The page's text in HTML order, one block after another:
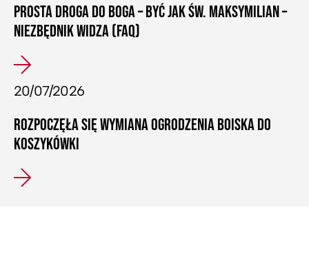
PROSTA DROGA DO BOGA – BYĆ JAK ŚW. MAKSYMILIAN –
NIEZBĘDNIK WIDZA (FAQ)
20/07/2026
ROZPOCZĘŁA SIĘ WYMIANA OGRODZENIA BOISKA DO
KOSZYKÓWKI